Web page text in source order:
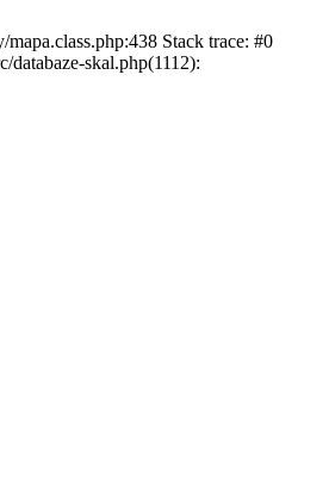
Stack trace: #0
skal.php(1112):